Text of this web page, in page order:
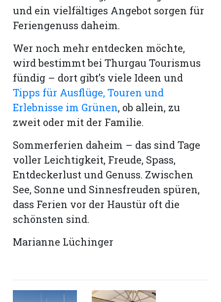
und ein vielfältiges Angebot sorgen für
Feriengenuss daheim.
Wer noch mehr entdecken möchte,
wird bestimmt bei Thurgau Tourismus
fündig – dort gibt’s viele Ideen und
Tipps für Ausflüge, Touren und
Erlebnisse im Grünen, ob allein, zu
zweit oder mit der Familie.
Sommerferien daheim – das sind Tage
voller Leichtigkeit, Freude, Spass,
Entdeckerlust und Genuss. Zwischen
See, Sonne und Sinnesfreuden spüren,
dass Ferien vor der Haustür oft die
schönsten sind.
Marianne Lüchinger